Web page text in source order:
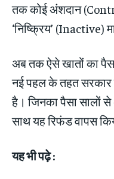
तक कोई अंशदान
‘निष्क्रिय’ (Inactive)
अब तक ऐसे खातों का
नई पहल के तहत सरकार
है। जिनका पैसा सालों
साथ यह रिफंड वापस
यह भी पढ़े :